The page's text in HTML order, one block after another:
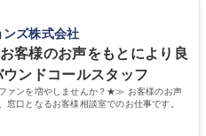
務 ※未経験可
能動的なサポート、改善の動きも期
として、チームに貢献し、結果的に
きます。平均19:30の退勤以降の業
リのある働き方となります。 学
語学力： 資格：
ズ株式会社
客様のお声をもとにより良
ンドコールスタッフ
ァンを増やしませんか？★≫ お客様のお声
口となるお客様相談室でのお仕事です。